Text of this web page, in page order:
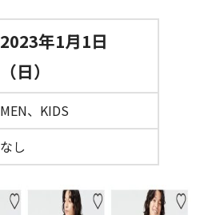
2023年1月1日
（日）
MEN、KIDS
なし